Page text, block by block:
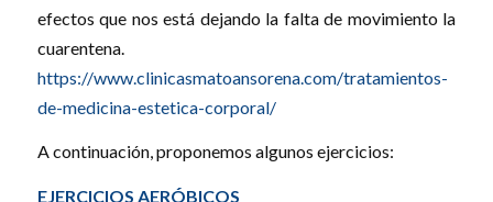
efectos que nos está dejando la falta de movimiento la
cuarentena.
https://www.clinicasmatoansorena.com/tratamientos-
de-medicina-estetica-corporal/
A continuación, proponemos algunos ejercicios:
EJERCICIOS AERÓBICOS